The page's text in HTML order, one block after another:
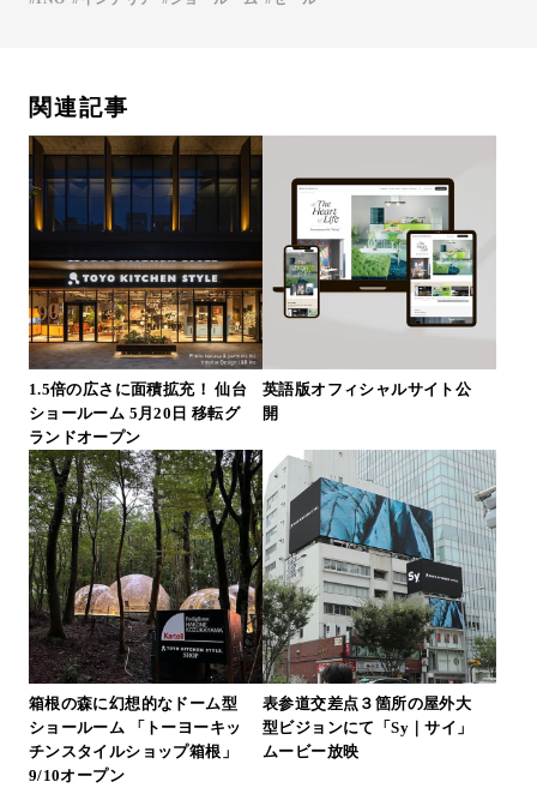
関連記事
1.5倍の広さに面積拡充！ 仙台
ショールーム 5月20日 移転グ
ランドオープン
英語版オフィシャルサイト公
開
箱根の森に幻想的なドーム型
ショールーム 「トーヨーキッ
チンスタイルショップ箱根」
9/10オープン
表参道交差点３箇所の屋外大
型ビジョンにて「Sy｜サイ」
ムービー放映